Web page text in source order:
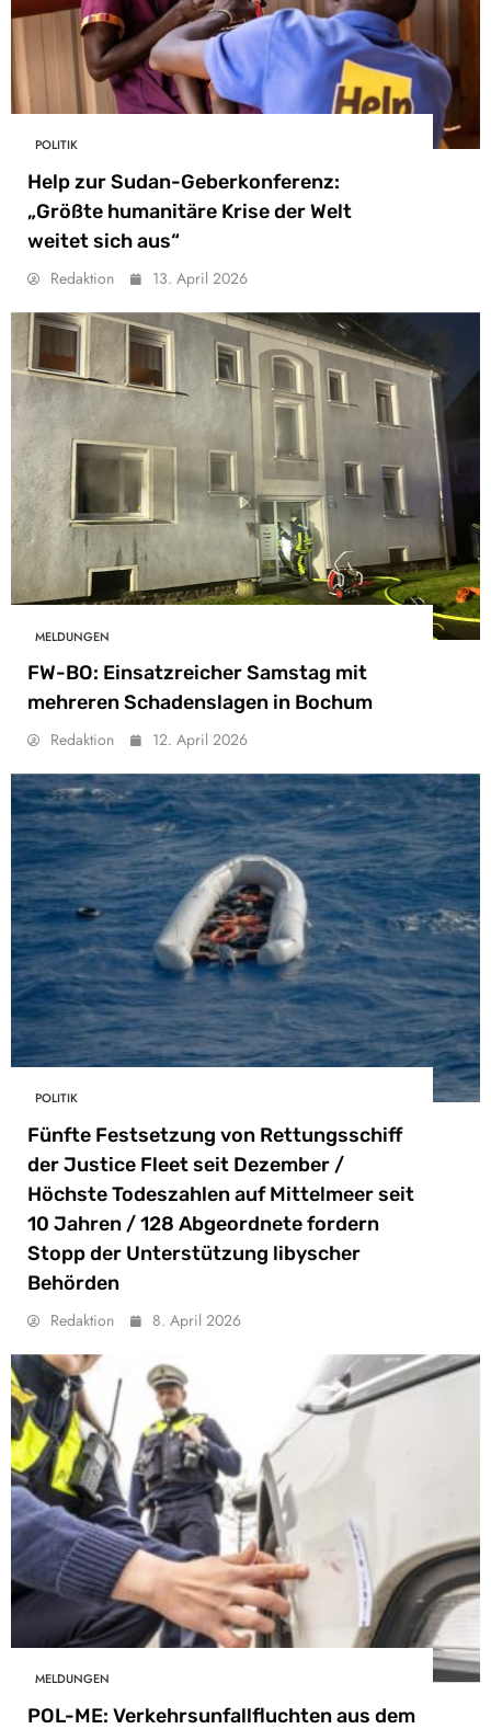
POLITIK
Help zur Sudan-Geberkonferenz:
„Größte humanitäre Krise der Welt
weitet sich aus“
Redaktion 13. April 2026
MELDUNGEN
FW-BO: Einsatzreicher Samstag mit
mehreren Schadenslagen in Bochum
Redaktion 12. April 2026
POLITIK
Fünfte Festsetzung von Rettungsschiff
der Justice Fleet seit Dezember /
Höchste Todeszahlen auf Mittelmeer seit
10 Jahren / 128 Abgeordnete fordern
Stopp der Unterstützung libyscher
Behörden
Redaktion 8. April 2026
MELDUNGEN
POL-ME: Verkehrsunfallfluchten aus dem